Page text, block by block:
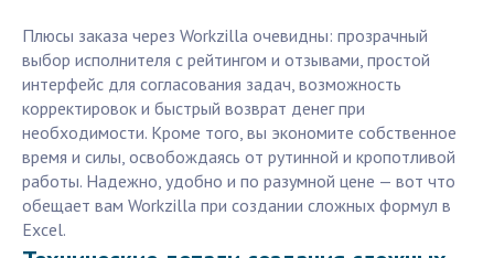
Плюсы заказа через Workzilla очевидны: прозрачный
выбор исполнителя с рейтингом и отзывами, простой
интерфейс для согласования задач, возможность
корректировок и быстрый возврат денег при
необходимости. Кроме того, вы экономите собственное
время и силы, освобождаясь от рутинной и кропотливой
работы. Надежно, удобно и по разумной цене — вот что
обещает вам Workzilla при создании сложных формул в
Excel.